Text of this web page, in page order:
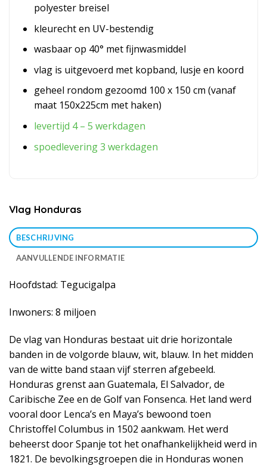
polyester breisel
kleurecht en UV-bestendig
wasbaar op 40° met fijnwasmiddel
vlag is uitgevoerd met kopband, lusje en koord
geheel rondom gezoomd 100 x 150 cm (vanaf
maat 150x225cm met haken)
levertijd 4 – 5 werkdagen
spoedlevering 3 werkdagen
Vlag Honduras
BESCHRIJVING
AANVULLENDE INFORMATIE
Hoofdstad: Tegucigalpa
Inwoners: 8 miljoen
De vlag van Honduras bestaat uit drie horizontale
banden in de volgorde blauw, wit, blauw. In het midden
van de witte band staan vijf sterren afgebeeld.
Honduras grenst aan Guatemala, El Salvador, de
Caribische Zee en de Golf van Fonsenca. Het land werd
vooral door Lenca’s en Maya’s bewoond toen
Christoffel Columbus in 1502 aankwam. Het werd
beheerst door Spanje tot het onafhankelijkheid werd in
1821. De bevolkingsgroepen die in Honduras wonen